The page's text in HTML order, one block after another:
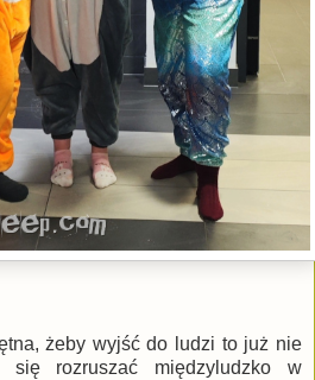
żeby wyjść do ludzi to już nie
się rozruszać międzyludzko w